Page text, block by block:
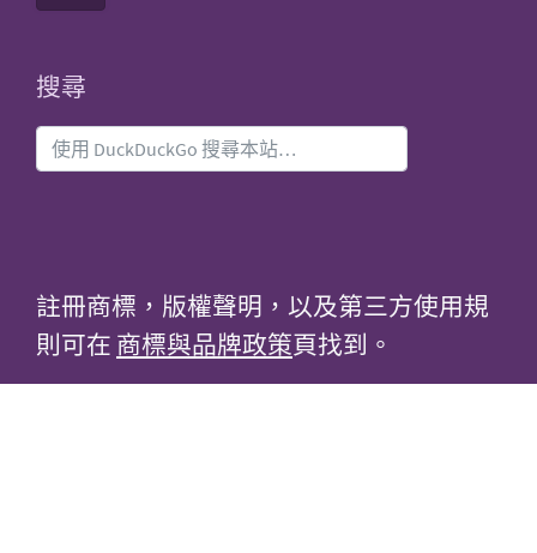
搜尋
註冊商標，版權聲明，以及第三方使用規
則可在 商標與品牌政策頁找到。